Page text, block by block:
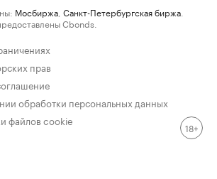
Мосбиржа Санкт-Петербургская биржа
Cbonds.
прав
обработки персональных данных
файлов cookie
18+